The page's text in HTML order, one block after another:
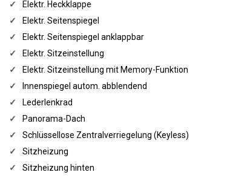
✓
Elektr. Heckklappe
✓
Elektr. Seitenspiegel
✓
Elektr. Seitenspiegel anklappbar
✓
Elektr. Sitzeinstellung
✓
Elektr. Sitzeinstellung mit Memory-Funktion
✓
Innenspiegel autom. abblendend
✓
Lederlenkrad
✓
Panorama-Dach
✓
Schlüssellose Zentralverriegelung (Keyless)
✓
Sitzheizung
✓
Sitzheizung hinten